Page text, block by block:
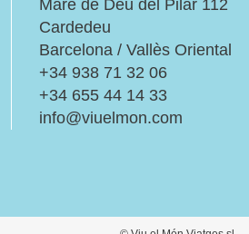
Mare de Déu del Pilar 112
Cardedeu
Barcelona / Vallès Oriental
+34 938 71 32 06
+34 655 44 14 33
info@viuelmon.com